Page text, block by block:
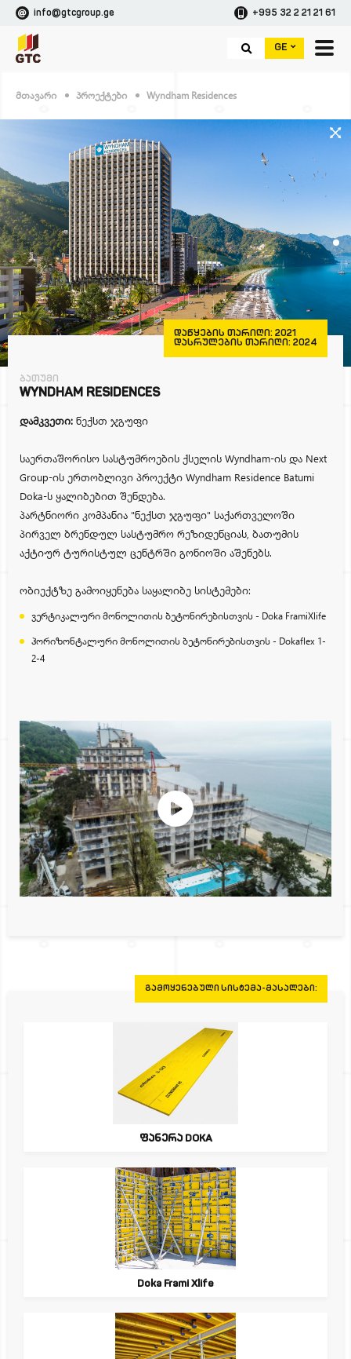
info@gtcgroup.ge +995 32 2 21 21 61
GE
Მთავარი Პროექტები Wyndham Residences
ბათუმი
WYNDHAM RESIDENCES
დამკვეთი: ნექსთ ჯგუფი
საერთაშორისო სასტუმროების ქსელის Wyndham-ის და Next
Group-ის ერთობლივი პროექტი Wyndham Residence Batumi
Doka-ს ყალიბებით შენდება.
პარტნიორი კომპანია "ნექსთ ჯგუფი" საქართველოში
პირველ ბრენდულ სასტუმრო რეზიდენციას, ბათუმის
აქტიურ ტურისტულ ცენტრში გონიოში აშენებს.
ობიექტზე გამოიყენება საყალიბე სისტემები:
ვერტიკალური მონოლითის ბეტონირებისთვის - Doka FramiXlife
ჰორიზონტალური მონოლითის ბეტონირებისთვის - Dokaflex 1-
2-4
ᲓᲐᲬᲧᲔᲑᲘᲡ ᲗᲐᲠᲘᲦᲘ: 2021
ᲓᲐᲡᲠᲣᲚᲔᲑᲘᲡ ᲗᲐᲠᲘᲦᲘ: 2024
ფანერა DOKA
Doka Frami Xlife
ᲒᲐᲛᲝᲧᲔᲜᲔᲑᲣᲚᲘ ᲡᲘᲡᲢᲔᲛᲐ-ᲛᲐᲡᲐᲚᲔᲑᲘ: